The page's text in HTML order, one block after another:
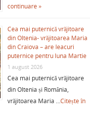
continuare »
Cea mai puternică vrăjitoare
din Oltenia- vrăjitoarea Maria
din Craiova – are leacuri
puternice pentru luna Martie
1 august 2026
Cea mai puternică vrăjitoare
din Oltenia și România,
vrăjitoarea Maria …Citește în